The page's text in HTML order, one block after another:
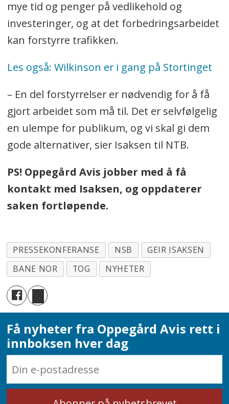
mye tid og penger på vedlikehold og
investeringer, og at det forbedringsarbeidet
kan forstyrre trafikken.
Les også: Wilkinson er i gang på Stortinget
– En del forstyrrelser er nødvendig for å få
gjort arbeidet som må til. Det er selvfølgelig
en ulempe for publikum, og vi skal gi dem
gode alternativer, sier Isaksen til NTB.
PS! Oppegård Avis jobber med å få
kontakt med Isaksen, og oppdaterer
saken fortløpende.
PRESSEKONFERANSE NSB
GEIR ISAKSEN
BANE NOR
TOG NYHETER
Få nyheter fra Oppegård Avis rett i
innboksen hver dag